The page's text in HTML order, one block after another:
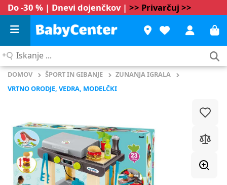
Do -30 % | Dnevi dojenčkov | >> Privarčuj >>
Iskanje
DOMOV ŠPORT IN GIBANJE
ZUNANJA IGRALA
VRTNO ORODJE, VEDRA, MODELČKI